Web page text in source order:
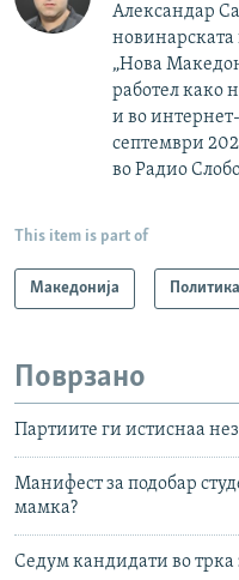
Александар
„Нова
работел како
и во
септември
во Радио
This item is part of
Македонија Политика
Поврзано
Партиите ги истиснаа
Манифест за подобар
мамка?
Седум кандидати во трка